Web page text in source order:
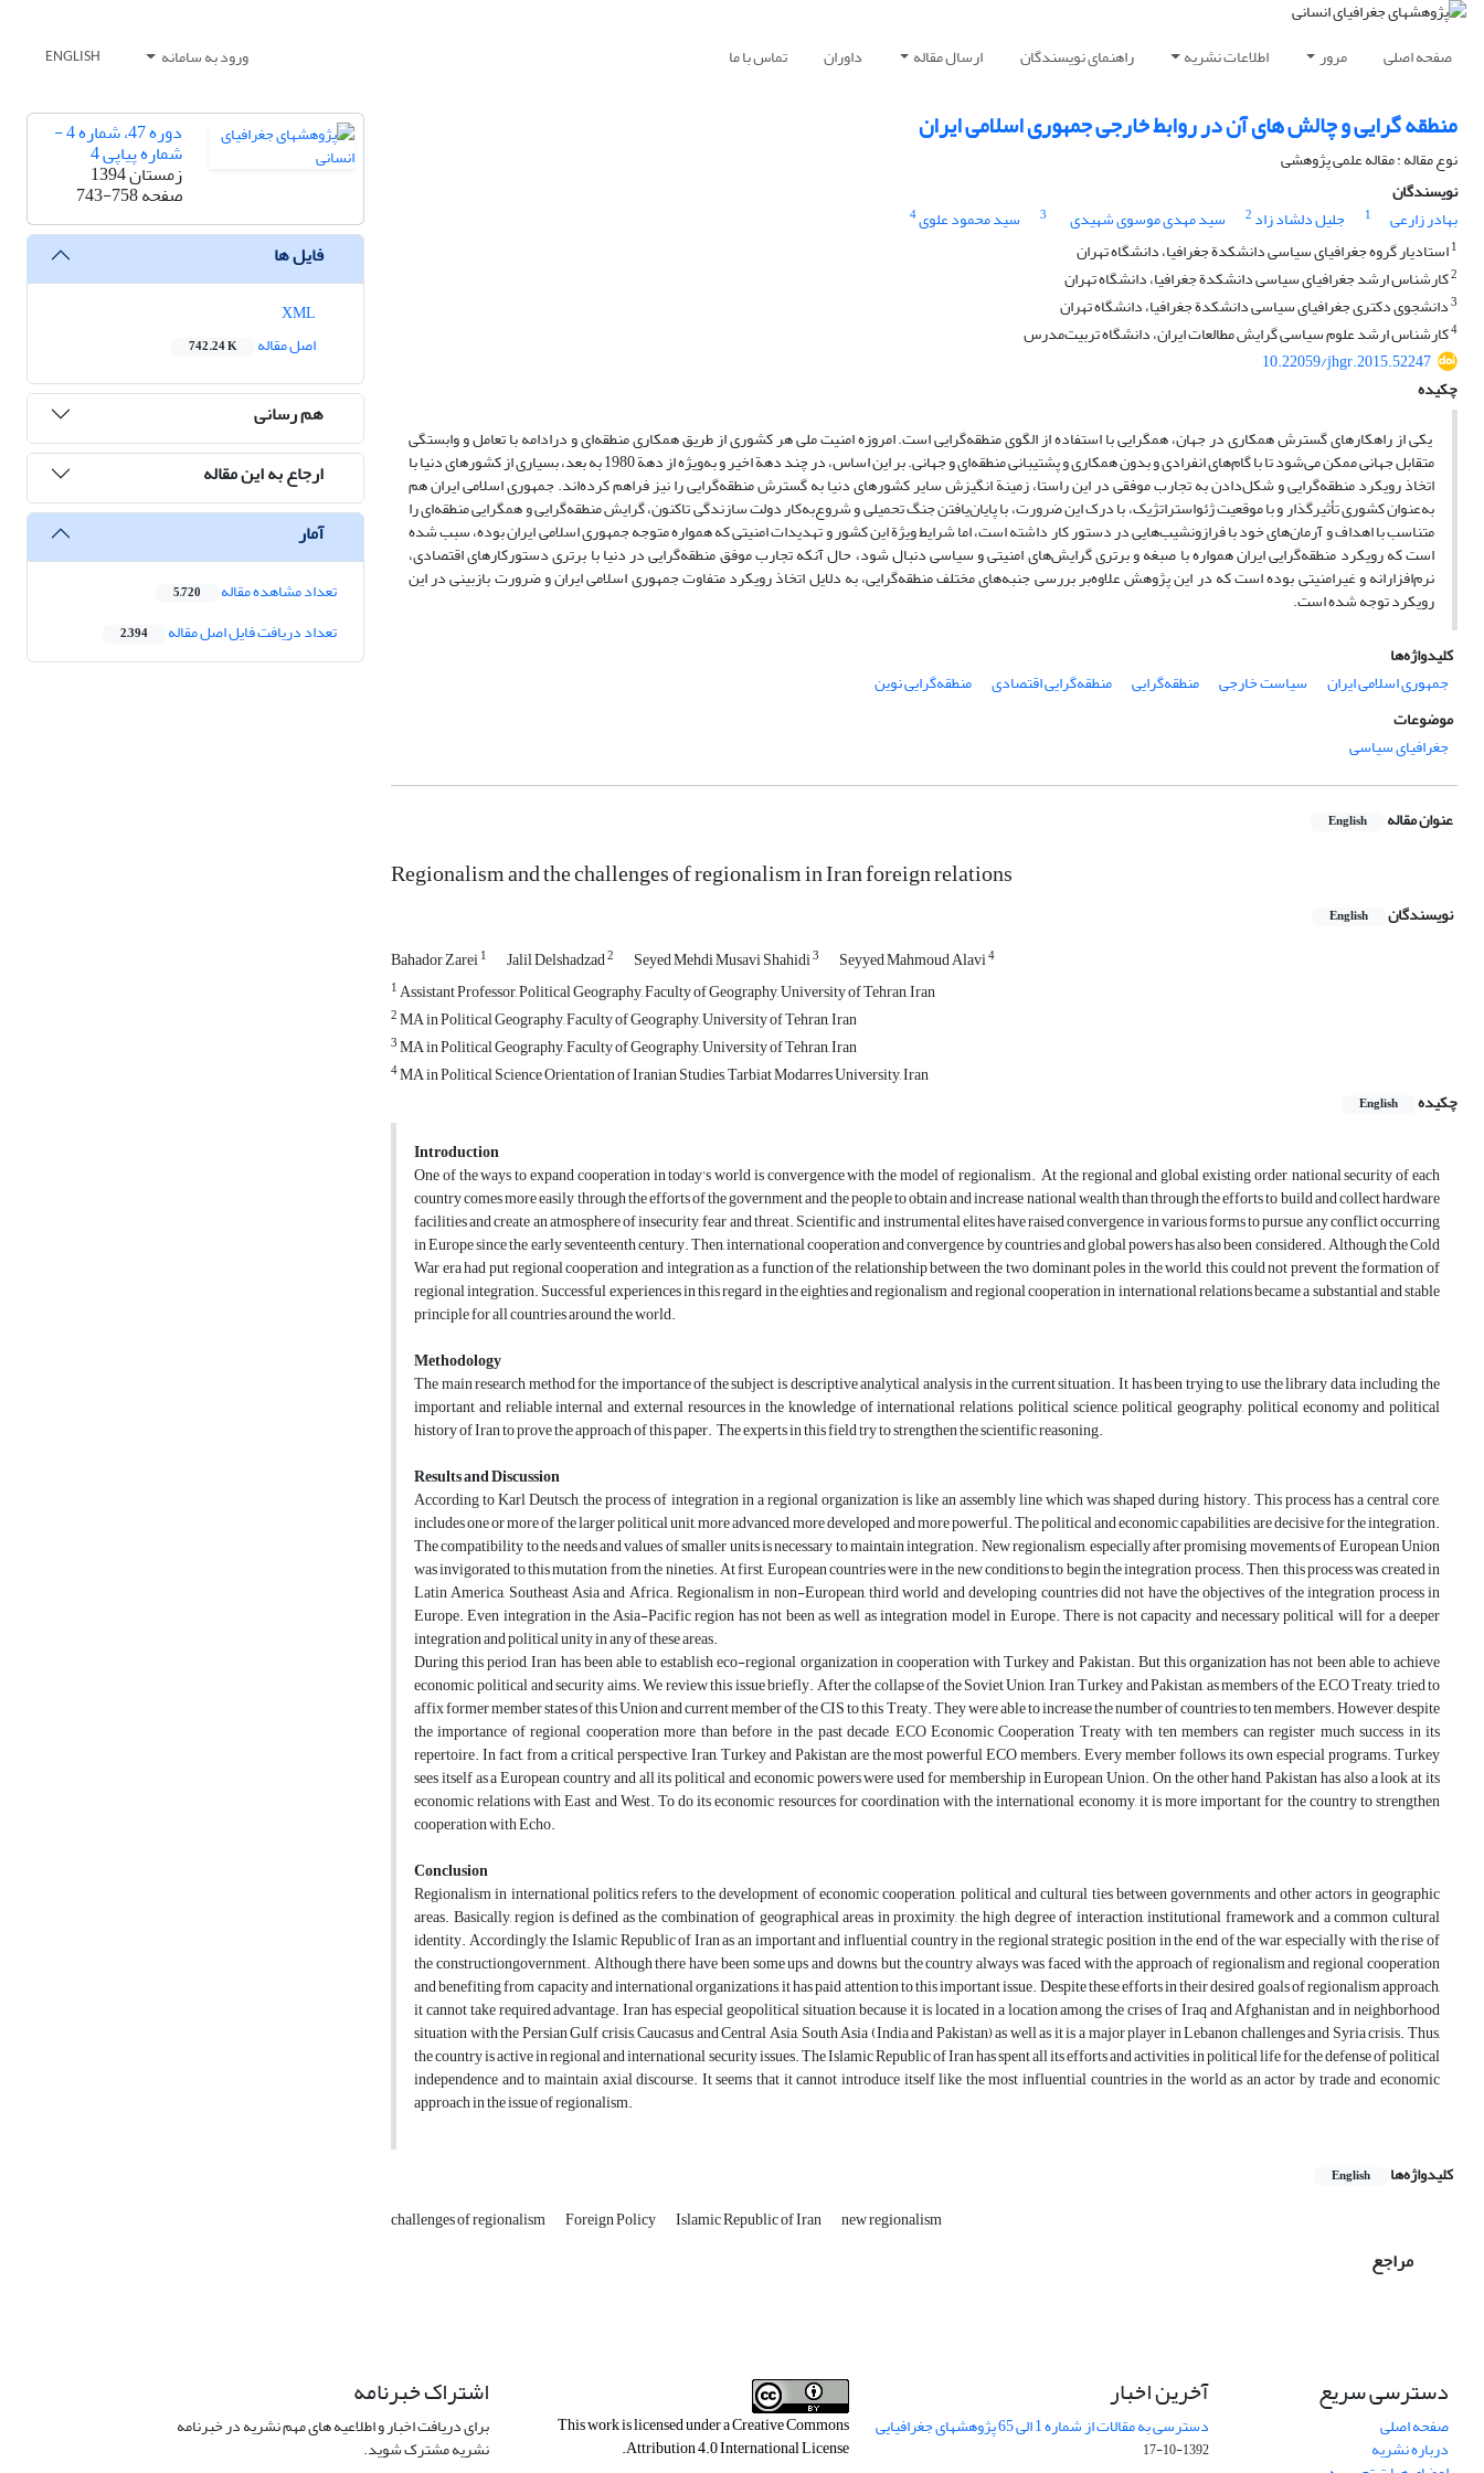
صفحه اصلی مرور اطلاعات نشریه راهنمای نویسندگان ارسال مقاله داوران تماس با ما ورود به سامانه ENGLISH
منطقه گرایی و چالش های آن در روابط خارجی جمهوری اسلامی ایران
نوع مقاله : مقاله علمی پژوهشی
نویسندگان
بهادر زارعی
1 جلیل دلشاد زاد 2 سید مهدی موسوی شهیدی 3 سید محمود علوی4
1استادیار گروه جغرافیای سیاسی دانشکدة جغرافیا، دانشگاه تهران
2کارشناس ارشد جغرافیای سیاسی دانشکدة جغرافیا، دانشگاه تهران
3دانشجوی دکتری جغرافیای سیاسی دانشکدة جغرافیا، دانشگاه تهران
4کارشناس ارشد علوم سیاسی گرایش مطالعات ایران، دانشگاه تربیت‌مدرس
10.22059/jhgr.2015.52247
چکیده
یکی از راهکارهای گسترش همکاری در جهان، همگرایی با استفاده از الگوی منطقه‌گرایی است. امروزه امنیت ملی هر کشوری از طریق همکاری منطقه‌ای و درادامه با تعامل و وابستگی
متقابل جهانی ممکن می‌شود تا با گام‌های انفرادی و بدون همکاری و پشتیبانی منطقه‌ای و جهانی. بر این ‌اساس، در چند دهة اخیر و به‌ویژه از دهة 1980 به بعد، بسیاری از کشورهای دنیا با
اتخاذ رویکرد منطقه‌گرایی و شکل‌دادن به تجارب موفقی در این راستا، زمینة انگیزش سایر کشورهای دنیا به گسترش منطقه‌گرایی را نیز فراهم کرده‌اند. جمهوری اسلامی ایران هم
به‌عنوان کشوری تأثیرگذار و با موقعیت ژئواستراتژیک، با درک این ضرورت، با پایان‌یافتن جنگ تحمیلی و شروع‌به‌کار دولت سازندگی تاکنون، گرایش منطقه‌گرایی و همگرایی منطقه‌ای را
متناسب با اهداف و آرمان‌های خود با فرازونشیب‌هایی در دستور کار داشته است، اما شرایط ویژة این کشور و تهدیدات امنیتی که همواره متوجه جمهوری اسلامی ایران بوده، سبب شده
است که رویکرد منطقه‌گرایی ایران همواره با صبغه و برتری گرایش‌های امنیتی و سیاسی دنبال شود، حال آنکه تجارب موفق منطقه‌گرایی در دنیا با برتری دستورکارهای اقتصادی،
نرم‌افزارانه و غیرامنیتی بوده است که در این پژوهش علاوه‌بر بررسی جنبه‌های مختلف منطقه‌گرایی، به دلایل اتخاذ رویکرد متفاوت جمهوری اسلامی ایران و ضرورت بازبینی در این
رویکرد توجه شده است.
کلیدواژه‌ها
جمهوری اسلامی ایران
سیاست خارجی منطقه‌گرایی منطقه‌گرایی اقتصادی
منطقه‌گرایی نوین
موضوعات
جغرافیای سیاسی
عنوان مقاله English
Regionalism and the challenges of regionalism in Iran foreign relations
نویسندگان English
Bahador Zarei1 Jalil Delshadzad2 Seyed Mehdi Musavi Shahidi3 Seyyed Mahmoud Alavi4
1Assistant Professor, Political Geography, Faculty of Geography, University of Tehran, Iran
2MA in Political Geography, Faculty of Geography, University of Tehran, Iran
3MA in Political Geography, Faculty of Geography, University of Tehran, Iran
4MA in Political Science Orientation of Iranian Studies, Tarbiat Modarres University, Iran
چکیده
English
Introduction
One of the ways to expand cooperation in today's world is convergence with the model of regionalism. At the regional and global existing order, national security of each
country comes more easily through the efforts of the government and the people to obtain and increase national wealth than through the efforts to build and collect hardware
facilities and create an atmosphere of insecurity, fear and threat. Scientific and instrumental elites have raised convergence in various forms to pursue any conflict occurring
in Europe since the early seventeenth century. Then, international cooperation and convergence by countries and global powers has also been considered. Although the Cold
War era had put regional cooperation and integration as a function of the relationship between the two dominant poles in the world, this could not prevent the formation of
regional integration. Successful experiences in this regard in the eighties and regionalism and regional cooperation in international relations became a substantial and stable
principle for all countries around the world.
Methodology
The main research method for the importance of the subject is descriptive analytical analysis in the current situation. It has been trying to use the library data, including the
important and reliable internal and external resources in the knowledge of international relations, political science, political geography, political economy and political
history of Iran to prove the approach of this paper. The experts in this field try to strengthen the scientific reasoning.
Results and Discussion
According to Karl Deutsch, the process of integration in a regional organization is like an assembly line which was shaped during history. This process has a central core,
includes one or more of the larger political unit, more advanced, more developed and more powerful. The political and economic capabilities are decisive for the integration.
The compatibility to the needs and values of smaller units is necessary to maintain integration. New regionalism, especially after promising movements of European Union
was invigorated to this mutation from the nineties. At first, European countries were in the new conditions to begin the integration process. Then, this process was created in
Latin America, Southeast Asia and Africa. Regionalism in non-European, third world and developing countries did not have the objectives of the integration process in
Europe. Even integration in the Asia-Pacific region has not been as well as integration model in Europe. There is not capacity and necessary political will for a deeper
integration and political unity in any of these areas.
During this period, Iran has been able to establish eco-regional organization in cooperation with Turkey and Pakistan. But this organization has not been able to achieve
economic, political and security aims. We review this issue briefly. After the collapse of the Soviet Union, Iran, Turkey and Pakistan, as members of the ECO Treaty, tried to
affix former member states of this Union and current member of the CIS to this Treaty. They were able to increase the number of countries to ten members. However, despite
the importance of regional cooperation more than before in the past decade, ECO Economic Cooperation Treaty with ten members can register much success in its
repertoire. In fact, from a critical perspective, Iran, Turkey and Pakistan are the most powerful ECO members. Every member follows its own especial programs. Turkey
sees itself as a European country and all its political and economic powers were used for membership in European Union. On the other hand, Pakistan has also a look at its
economic relations with East and West. To do its economic resources for coordination with the international economy, it is more important for the country to strengthen
cooperation with Echo.
Conclusion
Regionalism in international politics refers to the development of economic cooperation, political and cultural ties between governments and other actors in geographic
areas. Basically, region is defined as the combination of geographical areas in proximity, the high degree of interaction, institutional framework and a common cultural
identity. Accordingly, the Islamic Republic of Iran as an important and influential country in the regional strategic position in the end of the war, especially with the rise of
the constructiongovernment. Although there have been some ups and downs, but the country always was faced with the approach of regionalism and regional cooperation
and benefiting from capacity and international organizations, it has paid attention to this important issue. Despite these efforts in their desired goals of regionalism approach,
it cannot take required advantage. Iran has especial geopolitical situation, because it is located in a location among the crises of Iraq and Afghanistan and in neighborhood
situation with the Persian Gulf crisis, Caucasus and Central Asia, South Asia (India and Pakistan) as well as it is a major player in Lebanon challenges and Syria crisis. Thus,
the country is active in regional and international security issues. The Islamic Republic of Iran has spent all its efforts and activities in political life for the defense of political
independence and to maintain axial discourse. It seems that it cannot introduce itself like the most influential countries in the world as an actor by trade and economic
approach in the issue of regionalism.
کلیدواژه‌ها English
challenges of regionalism Foreign Policy Islamic Republic of Iran new regionalism
مراجع
دوره 47، شماره 4 -
شماره پیاپی 4
زمستان 1394
صفحه743-758
فایل ها
اصل مقاله
742.24 K
هم رسانی
ارجاع به این مقاله
آمار
تعداد مشاهده مقاله 5,720
تعداد دریافت فایل اصل مقاله 2,394
دسترسی سریع
صفحه اصلی
درباره نشریه
آخرین اخبار
دسترسی به مقالات از شماره 1 الی 65 پژوهشهای جغرافیایی
1392-10-17
This work is licensed under aCreative Commons
Attribution 4.0 International License
.
اشتراک خبرنامه
برای دریافت اخبار و اطلاعیه های مهم نشریه در خبرنامه
نشریه مشترک شوید.